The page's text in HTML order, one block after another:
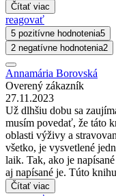
Čítať viac
reagovať
5 pozitívne hodnotenia5
2 negatívne hodnotenia2
Annamária Borovská
Overený zákazník
27.11.2023
Už dlhšiu dobu sa
musím povedať, že táto
oblasti výživy a
všetko, je vysvetlené
laik. Tak, ako je
aj napísané je. Túto
Čítať viac